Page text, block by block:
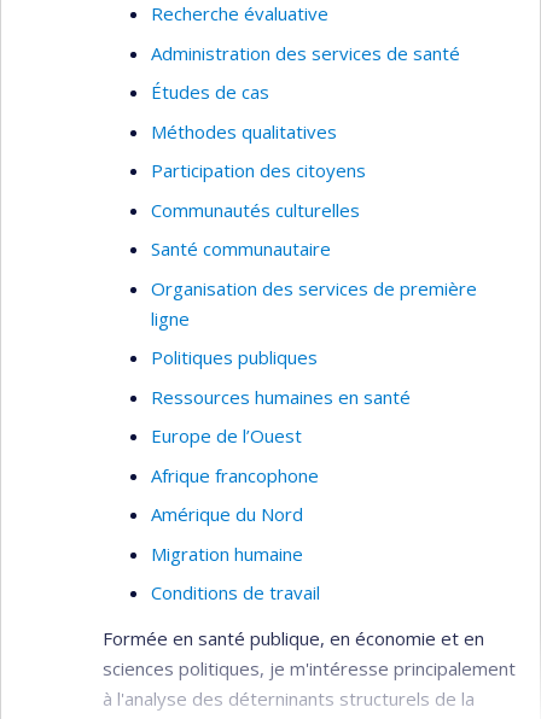
Recherche évaluative
Administration des services de santé
Études de cas
Méthodes qualitatives
Participation des citoyens
Communautés culturelles
Santé communautaire
Organisation des services de première
ligne
Politiques publiques
Ressources humaines en santé
Europe de l’Ouest
Afrique francophone
Amérique du Nord
Migration humaine
Conditions de travail
Formée en santé publique, en économie et en
sciences politiques, je m'intéresse principalement
à l'analyse des déterninants structurels de la